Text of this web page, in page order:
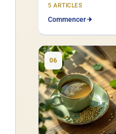
5 ARTICLES
Commencer
06